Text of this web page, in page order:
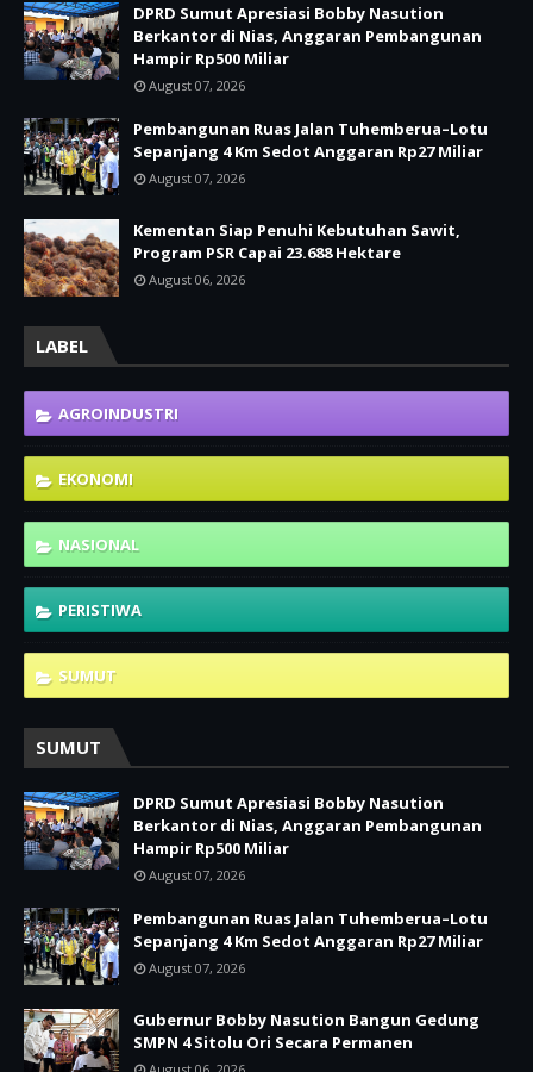
DPRD Sumut Apresiasi Bobby Nasution
Berkantor di Nias, Anggaran Pembangunan
Hampir Rp500 Miliar
August 07, 2026
Pembangunan Ruas Jalan Tuhemberua–Lotu
Sepanjang 4 Km Sedot Anggaran Rp27 Miliar
August 07, 2026
Kementan Siap Penuhi Kebutuhan Sawit,
Program PSR Capai 23.688 Hektare
August 06, 2026
LABEL
AGROINDUSTRI
EKONOMI
NASIONAL
PERISTIWA
SUMUT
SUMUT
DPRD Sumut Apresiasi Bobby Nasution
Berkantor di Nias, Anggaran Pembangunan
Hampir Rp500 Miliar
August 07, 2026
Pembangunan Ruas Jalan Tuhemberua–Lotu
Sepanjang 4 Km Sedot Anggaran Rp27 Miliar
August 07, 2026
Gubernur Bobby Nasution Bangun Gedung
SMPN 4 Sitolu Ori Secara Permanen